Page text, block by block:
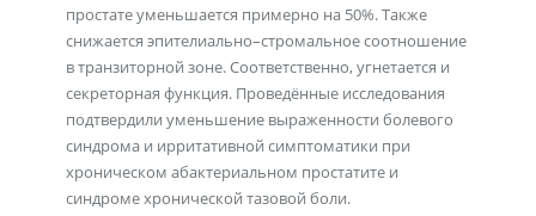
простате уменьшается примерно на 50%. Также
снижается эпителиально–стромальное соотношение
в транзиторной зоне. Соответственно, угнетается и
секреторная функция. Проведённые исследования
подтвердили уменьшение выраженности болевого
синдрома и ирритативной симптоматики при
хроническом абактериальном простатите и
синдроме хронической тазовой боли.